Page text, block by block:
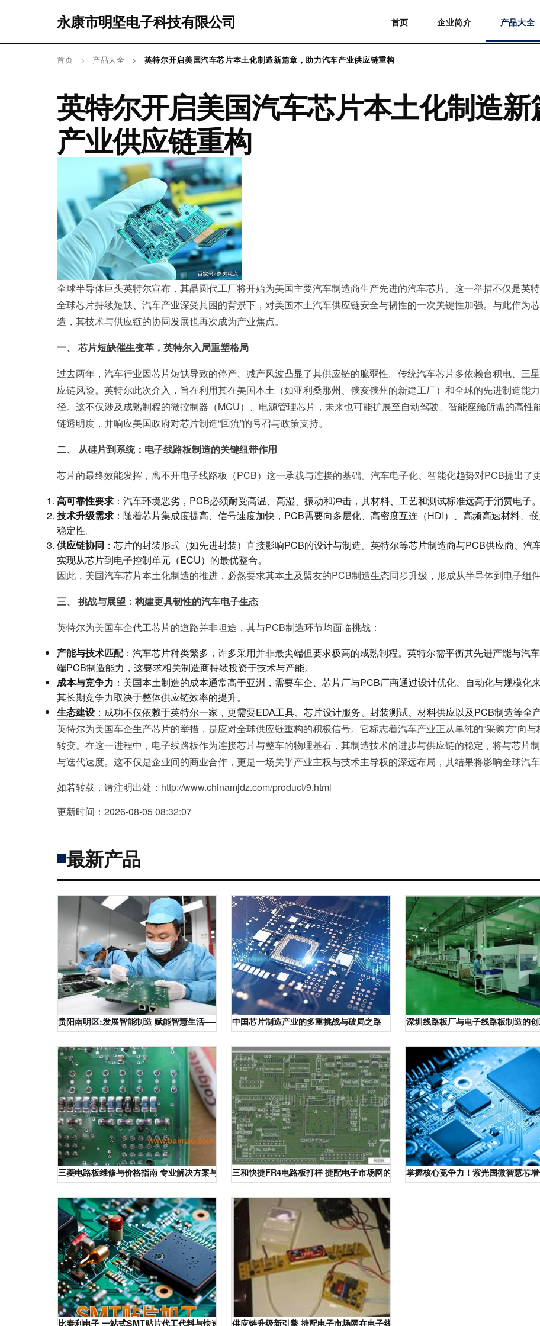
永康市明坚电子科技有限公司 首页 企业简介 产品大全
首页 > 产品大全 > 英特尔开启美国汽车芯片本土化制造新篇章，助力汽车产业供应链重构
英特尔开启美国汽车芯片本土化制造
产业供应链重构
全球半导体巨头英特尔宣布，其晶圆代工厂将开始为美国主要汽车制造商生产先进的汽车芯片。这一举措不仅是英
全球芯片持续短缺、汽车产业深受其困的背景下，对美国本土汽车供应链安全与韧性的一次关键性加强。与此作
造，其技术与供应链的协同发展也再次成为产业焦点。
一、 芯片短缺催生变革，英特尔入局重塑格局
过去两年，汽车行业因芯片短缺导致的停产、减产风波凸显了其供应链的脆弱性。传统汽车芯片多依赖台积电、三
应链风险。英特尔此次介入，旨在利用其在美国本土（如亚利桑那州、俄亥俄州的新建工厂）和全球的先进制造能
径。这不仅涉及成熟制程的微控制器（MCU）、电源管理芯片，未来也可能扩展至自动驾驶、智能座舱所需的高
链透明度，并响应美国政府对芯片制造“回流”的号召与政策支持。
二、 从硅片到系统：电子线路板制造的关键纽带作用
芯片的最终效能发挥，离不开电子线路板（PCB）这一承载与连接的基础。汽车电子化、智能化趋势对PCB提出了
高可靠性要求 ：汽车环境恶劣，PCB必须耐受高温、高湿、振动和冲击，其材料、工艺和测试标准远高于消费电子。
技术升级需求 ：随着芯片集成度提高、信号速度加快，PCB需要向多层化、高密度互连（HDI）、高频高速材料、
稳定性。
供应链协同 ：芯片的封装形式（如先进封装）直接影响PCB的设计与制造。英特尔等芯片制造商与PCB供应商、
实现从芯片到电子控制单元（ECU）的最优整合。
因此，美国汽车芯片本土化制造的推进，必然要求其本土及盟友的PCB制造生态同步升级，形成从半导体到电子组
三、 挑战与展望：构建更具韧性的汽车电子生态
英特尔为美国车企代工芯片的道路并非坦途，其与PCB制造环节均面临挑战：
产能与技术匹配：汽车芯片种类繁多，许多采用并非最尖端但要求极高的成熟制程。英特尔需平衡其先进产能与汽
端PCB制造能力，这要求相关制造商持续投资于技术与产能。
成本与竞争力 ：美国本土制造的成本通常高于亚洲，需要车企、芯片厂与PCB厂商通过设计优化、自动化与规模化
其长期竞争力取决于整体供应链效率的提升。
生态建设 ：成功不仅依赖于英特尔一家，更需要EDA工具、芯片设计服务、封装测试、材料供应以及PCB制造等全
英特尔为美国车企生产芯片的举措，是应对全球供应链重构的积极信号。它标志着汽车产业正从单纯的“采购方”向
转变。在这一进程中，电子线路板作为连接芯片与整车的物理基石，其制造技术的进步与供应链的稳定，将与芯片
与迭代速度。这不仅是企业间的商业合作，更是一场关乎产业主权与技术主导权的深远布局，其结果将影响全球汽车
如若转载，请注明出处：http://www.chinamjdz.com/product/9.html
更新时间：2026-08-05 08:32:07
最新产品
贵阳南明区:发展智能制造 赋能智慧生活——电子线路板制造的崛起中国芯片制造产业的多重挑战与破局之路 深圳线路板厂与电子线路板制造的创
三菱电路板维修与价格指南 专业解决方案与成本解析三和快捷FR4电路板打样 捷配电子市场网的明智之选掌握核心竞争力！紫光国微智慧芯
比泰利电子 一站式SMT贴片代工代料与快速打样定制专家供应链升级新引擎 捷配电子市场网在电子线路板制造中的创新服务